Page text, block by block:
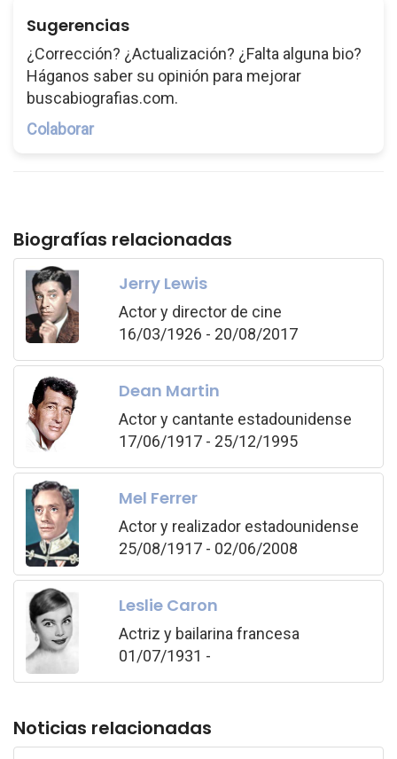
Sugerencias
¿Corrección? ¿Actualización? ¿Falta alguna bio?
Háganos saber su opinión para mejorar
buscabiografias.com.
Colaborar
Biografías relacionadas
Jerry Lewis
Actor y director de cine
16/03/1926 - 20/08/2017
Dean Martin
Actor y cantante estadounidense
17/06/1917 - 25/12/1995
Mel Ferrer
Actor y realizador estadounidense
25/08/1917 - 02/06/2008
Leslie Caron
Actriz y bailarina francesa
01/07/1931 -
Noticias relacionadas